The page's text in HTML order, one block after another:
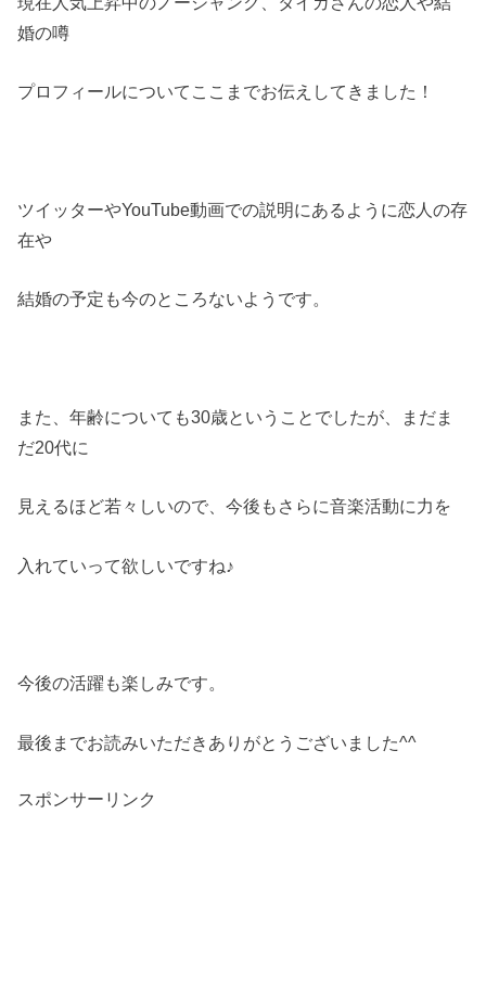
婚の噂
プロフィールについてここまでお伝えしてきました！
ツイッターやYouTube動画での説明にあるように恋人の存
在や
結婚の予定も今のところないようです。
また、年齢についても30歳ということでしたが、まだま
だ20代に
見えるほど若々しいので、今後もさらに音楽活動に力を
入れていって欲しいですね♪
今後の活躍も楽しみです。
最後までお読みいただきありがとうございました^^
スポンサーリンク